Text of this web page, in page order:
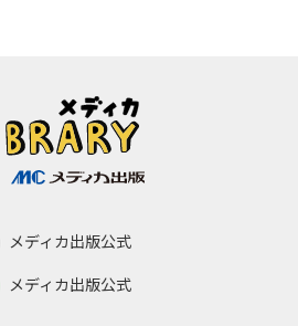
メディカ出版公式
メディカ出版公式